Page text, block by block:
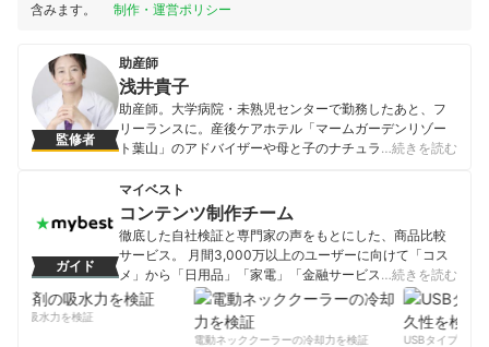
含みます。
制作・運営ポリシー
監修者
助産師
浅井貴子
助産師。大学病院・未熟児センターで勤務したあと、フ
リーランスに。産後ケアホテル「マームガーデンリゾー
ト葉山」のアドバイザーや母と子のナチュラルケアブラ
訪問を行い、乳児期の赤ちゃんの子育て指南を数多く行
う。
浅井貴子のプロフィール
…続きを読む
ガイド
マイベスト
コンテンツ制作チーム
徹底した自社検証と専門家の声をもとにした、商品比較
サービス。 月間3,000万以上のユーザーに向けて「コス
メ」から「日用品」「家電」「金融サービス」まで、ベ
ストな商品を選んでもらうために、毎日コンテンツを制
コンテンツ制作チームのプロフィール
…続きを読む
の吸水力を検証
電動ネッククーラーの冷却力を検証
USBタイプCケー